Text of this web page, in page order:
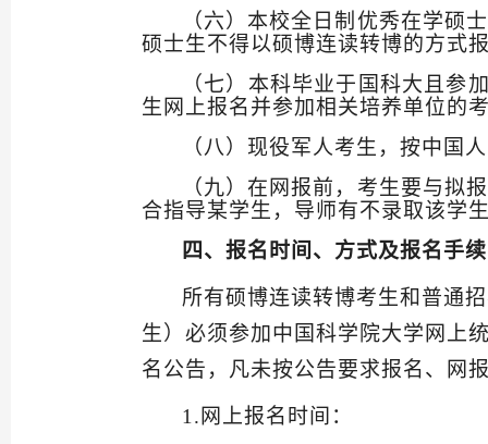
（六）本校全日制优秀在学硕
硕士生不得以硕博连读转博的方式
（七）本科毕业于国科大且参
生网上报名并参加相关培养单位的
（八 ）现役军人考生，按中国
（九）在网报前，考生要与拟
合指导某学生，导师有不录取该学
四、报名时间、方式及报名手续
所有硕博连读转博考生和普通
生）必须参加中国科学院大学网上
名公告，凡未按公告要求报名、网
1. 网上报名时间 ：